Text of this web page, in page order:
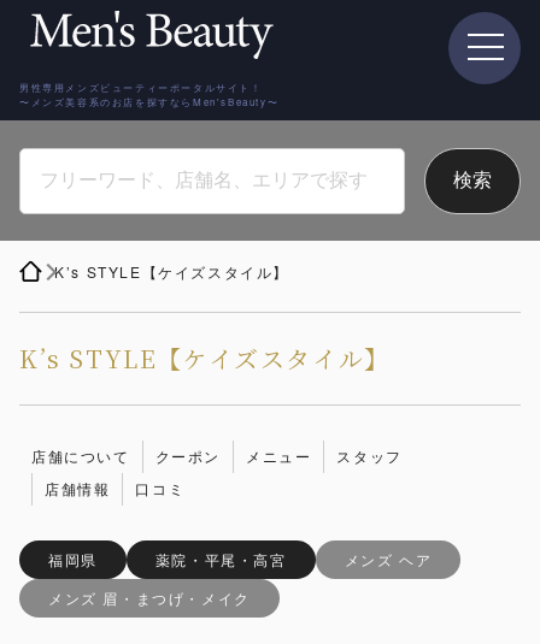
男性専用メンズビューティーポータルサイト！
〜メンズ美容系のお店を探すならMen'sBeauty〜
K’s STYLE【ケイズスタイル】
K’s STYLE【ケイズスタイル】
店舗について クーポン メニュー
スタッフ
店舗情報
口コミ
福岡県 薬院・平尾・高宮
メンズ ヘア
メンズ 眉・まつげ・メイク